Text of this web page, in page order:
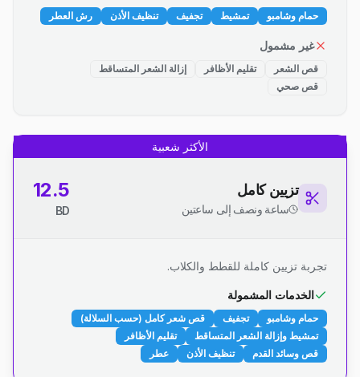
حمام وشامبو تمشيط تجفيف تنظيف الأذن رش العطر
غير مشمول
قص الشعر تقليم الأظافر
إزالة الشعر المتساقط
قص صحي
الأكثر شعبية
تزيين كامل
ساعة ونصف إلى ساعتين
12.5
BD
تجربة تزيين كاملة للقطط والكلاب.
الخدمات المشمولة
حمام وشامبو تجفيف
قص شعر كامل (حسب السلالة)
تمشيط وإزالة الشعر المتساقط
تقليم الأظافر
قص وسائد القدم
تنظيف الأذن عطر